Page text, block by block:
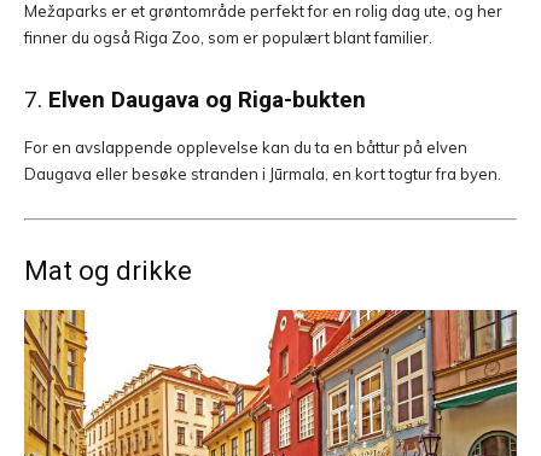
Mežaparks er et grøntområde perfekt for en rolig dag ute, og her
finner du også Riga Zoo, som er populært blant familier.
7. Elven Daugava og Riga-bukten
For en avslappende opplevelse kan du ta en båttur på elven
Daugava eller besøke stranden i Jūrmala, en kort togtur fra byen.
Mat og drikke